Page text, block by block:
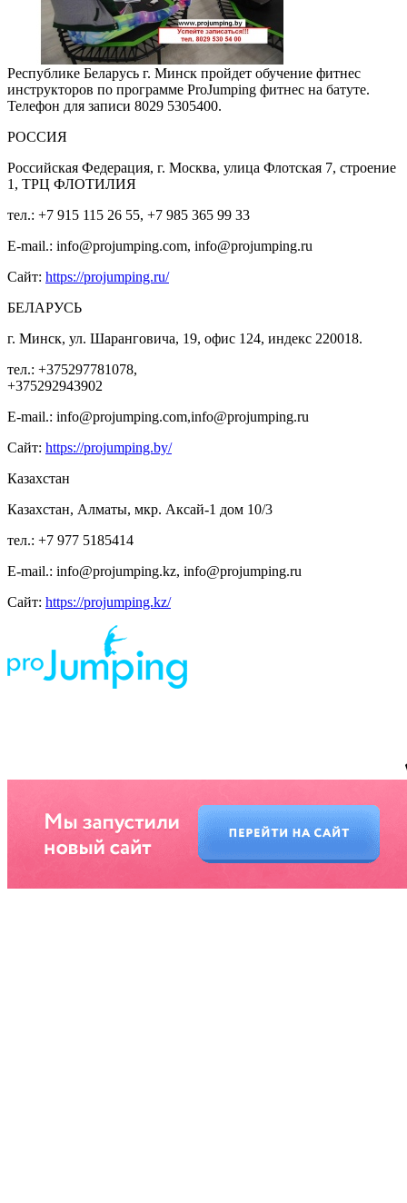
Республике Беларусь г. Минск пройдет обучение фитнес
инструкторов по программе ProJumping фитнес на батуте.
Телефон для записи 8029 5305400.
РОССИЯ
Российская Федерация, г. Москва, улица Флотская 7, строение
1, ТРЦ ФЛОТИЛИЯ
тел.: +7 915 115 26 55, +7 985 365 99 33
E-mail.: info@projumping.com, info@projumping.ru
Сайт: https://projumping.ru/
БЕЛАРУСЬ
г. Минск, ул. Шаранговича, 19, офис 124, индекс 220018.
тел.: +375297781078,
+375292943902
E-mail.: info@projumping.com,info@projumping.ru
Сайт: https://projumping.by/
Казахстан
Казахстан, Алматы, мкр. Аксай-1 дом 10/3
тел.: +7 977 5185414
E-mail.: info@projumping.kz, info@projumping.ru
Сайт: https://projumping.kz/